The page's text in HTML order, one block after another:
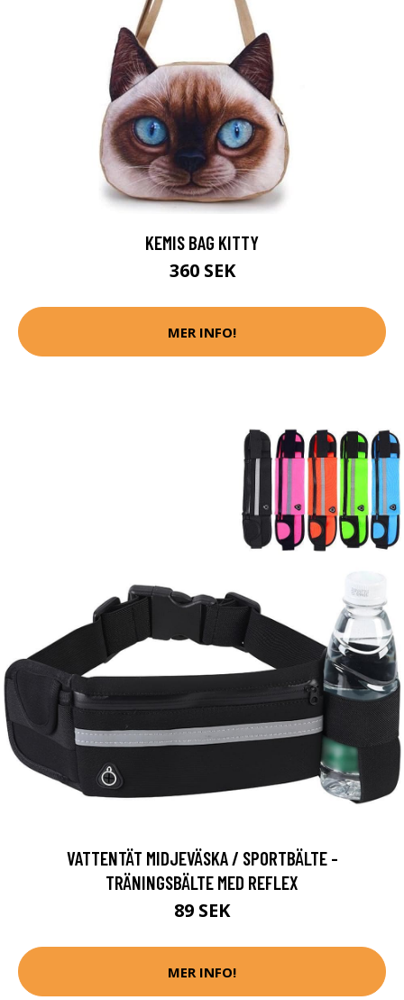
KEMIS BAG KITTY
360 SEK
MER INFO!
VATTENTÄT MIDJEVÄSKA / SPORTBÄLTE -
TRÄNINGSBÄLTE MED REFLEX
89 SEK
MER INFO!